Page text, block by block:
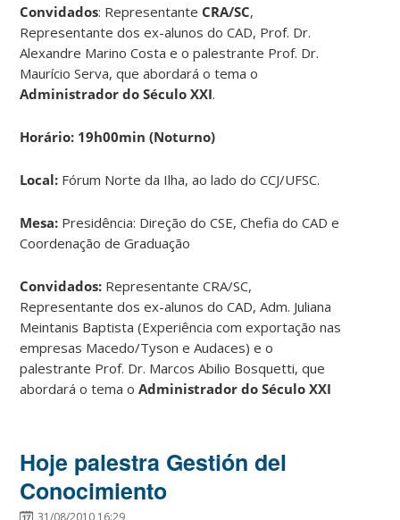
Convidados: Representante CRA/SC,
Representante dos ex-alunos do CAD, Prof. Dr.
Alexandre Marino Costa e o palestrante Prof. Dr.
Maurício Serva, que abordará o tema o
Administrador do Século XXI.
Horário: 19h00min (Noturno)
Local: Fórum Norte da Ilha, ao lado do CCJ/UFSC.
Mesa: Presidência: Direção do CSE, Chefia do CAD e
Coordenação de Graduação
Convidados: Representante CRA/SC,
Representante dos ex-alunos do CAD, Adm. Juliana
Meintanis Baptista (Experiência com exportação nas
empresas Macedo/Tyson e Audaces) e o
palestrante Prof. Dr. Marcos Abilio Bosquetti, que
abordará o tema oAdministrador do Século XXI
Hoje palestra Gestión del
Conocimiento
31/08/2010 16:29